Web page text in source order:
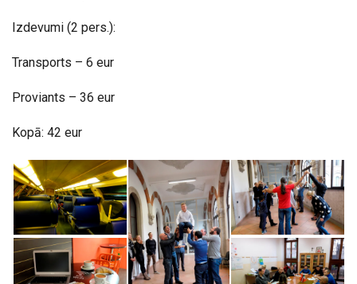
Izdevumi (2 pers.):
Transports – 6 eur
Proviants – 36 eur
Kopā: 42 eur